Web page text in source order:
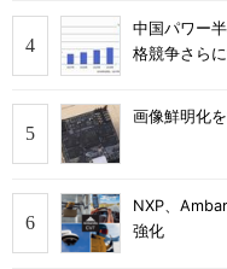
中国パワー
格競争さら
画像鮮明化
NXP、
強化